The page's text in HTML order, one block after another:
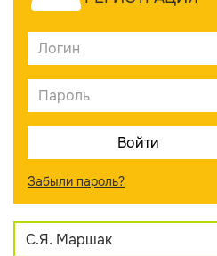
Забыли пароль?
С.Я. Маршак